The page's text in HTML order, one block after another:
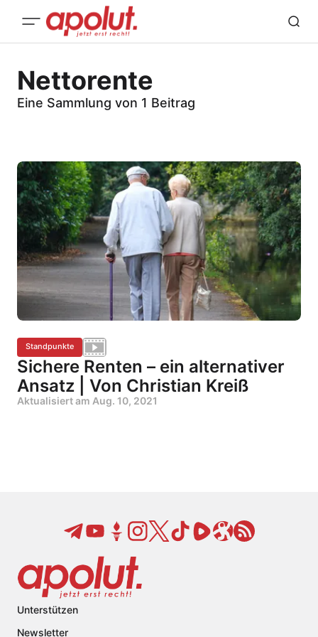
Nettorente
Eine Sammlung von 1 Beitrag
Standpunkte
Sichere Renten – ein alternativer
Ansatz | Von Christian Kreiß
Aktualisiert am Aug. 10, 2021
Unterstützen
Newsletter